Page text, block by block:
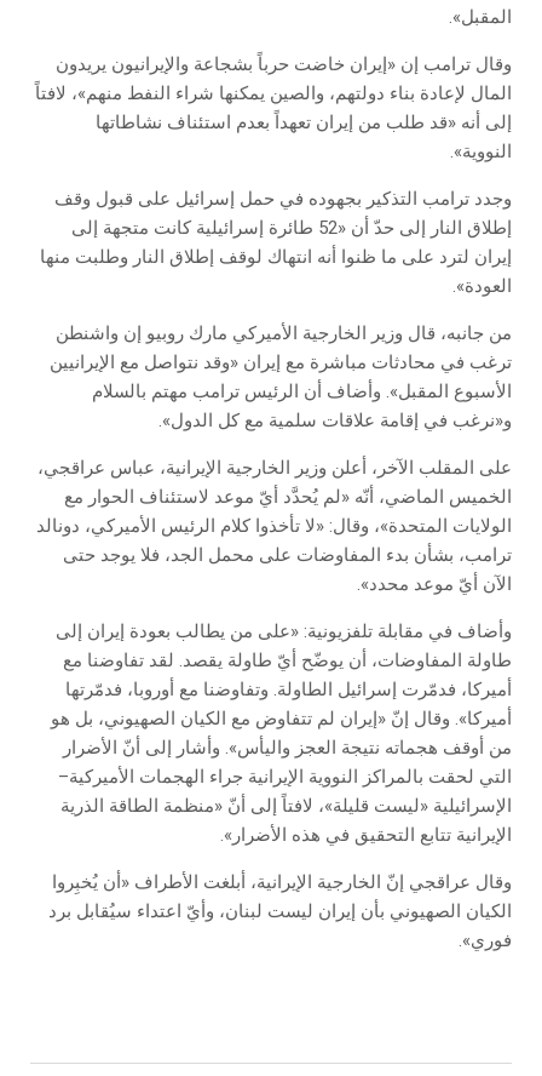
المقبل».
وقال ترامب إن «إيران خاضت حرباً بشجاعة والإيرانيون يريدون
المال لإعادة بناء دولتهم، والصين يمكنها شراء النفط منهم»، لافتاً
إلى أنه «قد طلب من إيران تعهداً بعدم استئناف نشاطاتها
النووية».
وجدد ترامب التذكير بجهوده في حمل إسرائيل على قبول وقف
إطلاق النار إلى حدّ أن «52 طائرة إسرائيلية كانت متجهة إلى
إيران لترد على ما ظنوا أنه انتهاك لوقف إطلاق النار وطلبت منها
العودة».
من جانبه، قال وزير الخارجية الأميركي مارك روبيو إن واشنطن
ترغب في محادثات مباشرة مع إيران «وقد نتواصل مع الإيرانيين
الأسبوع المقبل». وأضاف أن الرئيس ترامب مهتم بالسلام
و«نرغب في إقامة علاقات سلمية مع كل الدول».
على المقلب الآخر، أعلن وزير الخارجية الإيرانية، عباس عراقجي،
الخميس الماضي، أنّه «لم يُحدَّد أيّ موعد لاستئناف الحوار مع
الولايات المتحدة»، وقال: «لا تأخذوا كلام الرئيس الأميركي، دونالد
ترامب، بشأن بدء المفاوضات على محمل الجد، فلا يوجد حتى
الآن أيّ موعد محدد».
وأضاف في مقابلة تلفزيونية: «على من يطالب بعودة إيران إلى
طاولة المفاوضات، أن يوضّح أيّ طاولة يقصد. لقد تفاوضنا مع
أميركا، فدمّرت إسرائيل الطاولة. وتفاوضنا مع أوروبا، فدمّرتها
أميركا». وقال إنّ «إيران لم تتفاوض مع الكيان الصهيوني، بل هو
من أوقف هجماته نتيجة العجز واليأس». وأشار إلى أنّ الأضرار
التي لحقت بالمراكز النووية الإيرانية جراء الهجمات الأميركية–
الإسرائيلية «ليست قليلة»، لافتاً إلى أنّ «منظمة الطاقة الذرية
الإيرانية تتابع التحقيق في هذه الأضرار».
وقال عراقجي إنّ الخارجية الإيرانية، أبلغت الأطراف «أن يُخبِروا
الكيان الصهيوني بأن إيران ليست لبنان، وأيّ اعتداء سيُقابل برد
فوري».